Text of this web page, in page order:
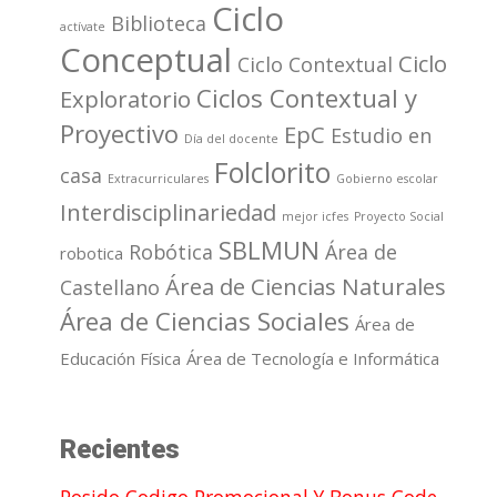
actívate Biblioteca Ciclo
Conceptual Ciclo Contextual Ciclo
Exploratorio Ciclos Contextual y
Proyectivo Día del docente EpC Estudio en
casa Extracurriculares Folclorito Gobierno escolar
Interdisciplinariedad mejor icfes Proyecto Social
robotica Robótica SBLMUN Área de
Castellano Área de Ciencias Naturales
Área de Ciencias Sociales Área de
Educación Física Área de Tecnología e Informática
Recientes